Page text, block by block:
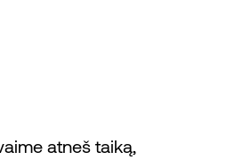
atneš taiką,